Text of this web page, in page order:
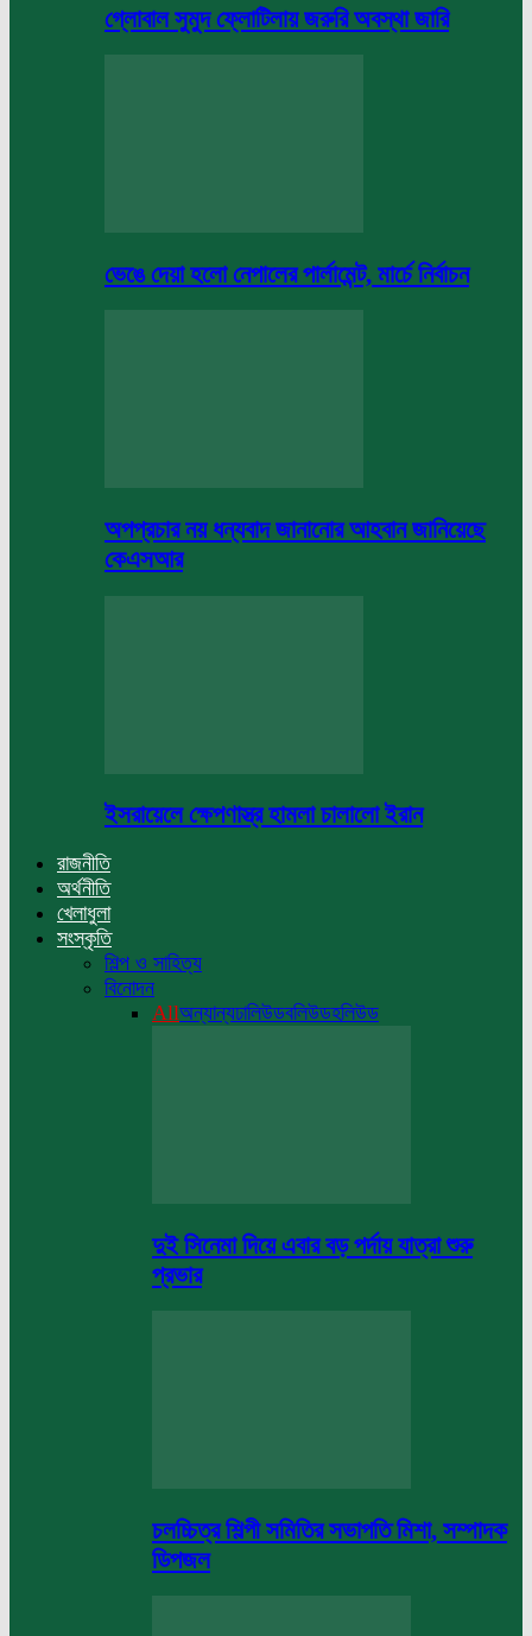
গ্লোবাল সুমুদ ফ্লোটিলায় জরুরি অবস্থা জারি
ভেঙে দেয়া হলো নেপালের পার্লামেন্ট, মার্চে নির্বাচন
অপপ্রচার নয় ধন্যবাদ জানানোর আহবান জানিয়েছে
কেএসআর
ইসরায়েলে ক্ষেপণাস্ত্র হামলা চালালো ইরান
রাজনীতি
অর্থনীতি
খেলাধুলা
সংস্কৃতি
শিল্প ও সাহিত্য
বিনোদন
Allঅন্যান্যঢালিউডবলিউডহলিউড
দুই সিনেমা দিয়ে এবার বড় পর্দায় যাত্রা শুরু
প্রভার
চলচ্চিত্র শিল্পী সমিতির সভাপতি মিশা, সম্পাদক
ডিপজল